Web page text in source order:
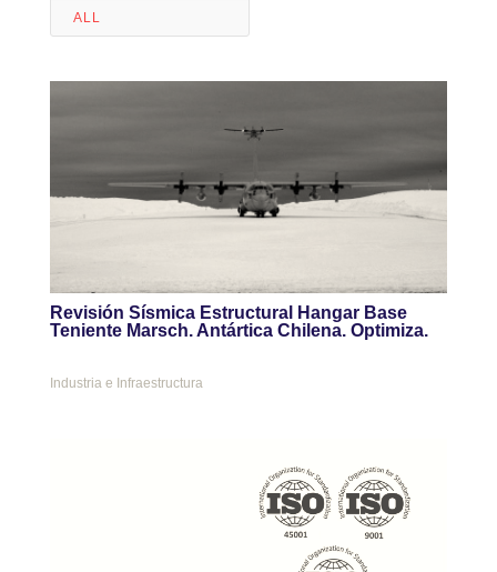
ALL
Revisión Sísmica Estructural Hangar Base
Teniente Marsch. Antártica Chilena. Optimiza.
Industria e Infraestructura